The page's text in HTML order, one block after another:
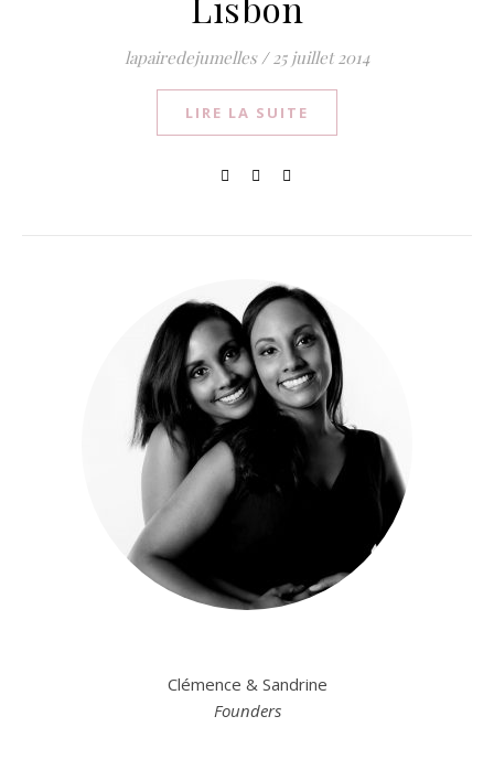
lapairedejumelles / 25 juillet 2014
LIRE LA SUITE
Clémence & Sandrine
Founders